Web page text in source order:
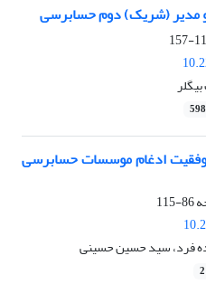
مدیر (شریک) دوم حسابرسی
ادغام موسسات حسابرسی
86-115
فرد، سید حسین حسینی